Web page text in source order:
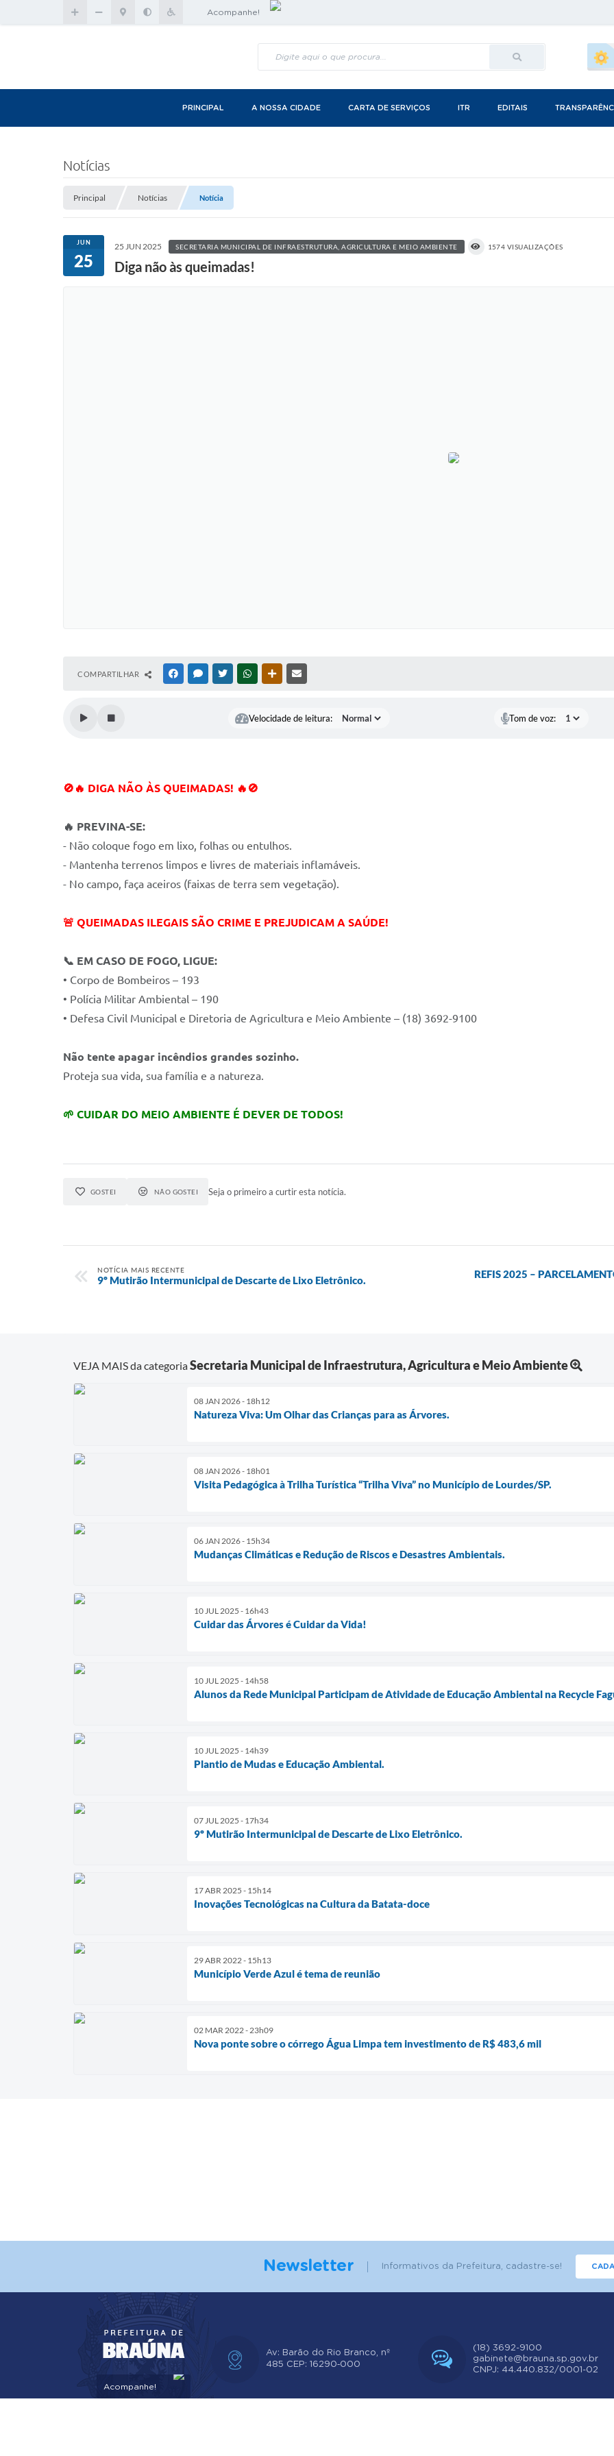
Acompanhe!
PRINCIPAL A NOSSA CIDADE CARTA DE SERVIÇOS ITR EDITAIS
Notícias
Principal Notícias Notícia
JUN
25
25 JUN 2025 SECRETARIA MUNICIPAL DE INFRAESTRUTURA, AGRICULTURA E MEIO AMBIENTE 1574 VISUALIZAÇÕES
Diga não às queimadas!
COMPARTILHAR FACEBOOKMESSENGER
TWITTERWHATSAPPOUTRAS MÍDIAS
Velocidade de leitura: Tom de voz:
🚫🔥 DIGA NÃO ÀS QUEIMADAS! 🔥🚫
🔥 PREVINA-SE:
- Não coloque fogo em lixo, folhas ou entulhos.
- Mantenha terrenos limpos e livres de materiais inflamáveis.
- No campo, faça aceiros (faixas de terra sem vegetação).
🚨 QUEIMADAS ILEGAIS SÃO CRIME E PREJUDICAM A SAÚDE!
📞 EM CASO DE FOGO, LIGUE:
• Corpo de Bombeiros – 193
• Polícia Militar Ambiental – 190
• Defesa Civil Municipal e Diretoria de Agricultura e Meio Ambiente – (18) 3692-9100
Não tente apagar incêndios grandes sozinho.
Proteja sua vida, sua família e a natureza.
🌱 CUIDAR DO MEIO AMBIENTE É DEVER DE TODOS!
GOSTEI NÃO GOSTEI Seja o primeiro a curtir esta notícia.
NOTÍCIA MAIS RECENTE
9º Mutirão Intermunicipal de Descarte de Lixo Eletrônico. REFIS 2025 –
VEJA MAIS da categoriaSecretaria Municipal de Infraestrutura, Agricultura e Meio Ambiente
08 JAN 2026 - 18h12
Natureza Viva: Um Olhar das Crianças para as Árvores.
08 JAN 2026 - 18h01
Visita Pedagógica à Trilha Turística “Trilha Viva” no Município de Lourdes/SP.
06 JAN 2026 - 15h34
Mudanças Climáticas e Redução de Riscos e Desastres Ambientais.
10 JUL 2025 - 16h43
Cuidar das Árvores é Cuidar da Vida!
10 JUL 2025 - 14h58
Alunos da Rede Municipal Participam de Atividade de Educação Ambiental na Recycle
10 JUL 2025 - 14h39
Plantio de Mudas e Educação Ambiental.
07 JUL 2025 - 17h34
9º Mutirão Intermunicipal de Descarte de Lixo Eletrônico.
17 ABR 2025 - 15h14
Inovações Tecnológicas na Cultura da Batata-doce
29 ABR 2022 - 15h13
Município Verde Azul é tema de reunião
02 MAR 2022 - 23h09
Nova ponte sobre o córrego Água Limpa tem investimento de R$ 483,6 mil
Newsletter Informativos da Prefeitura, cadastre-se!
Acompanhe!
Av: Barão do Rio Branco, nº
485 CEP: 16290‐000
(18) 3692-9100
gabinete@brauna.sp.gov.br
CNPJ: 44.440.832/0001-02